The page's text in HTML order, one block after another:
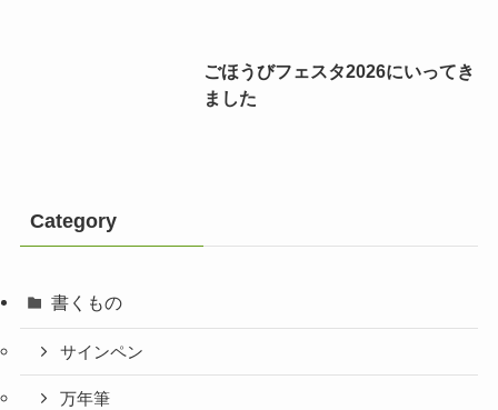
ごほうびフェスタ2026にいってき
ました
Category
書くもの
サインペン
万年筆